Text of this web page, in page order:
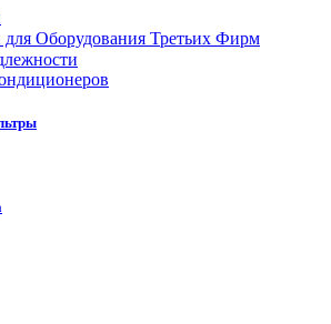
для Оборудования Третьих Фирм